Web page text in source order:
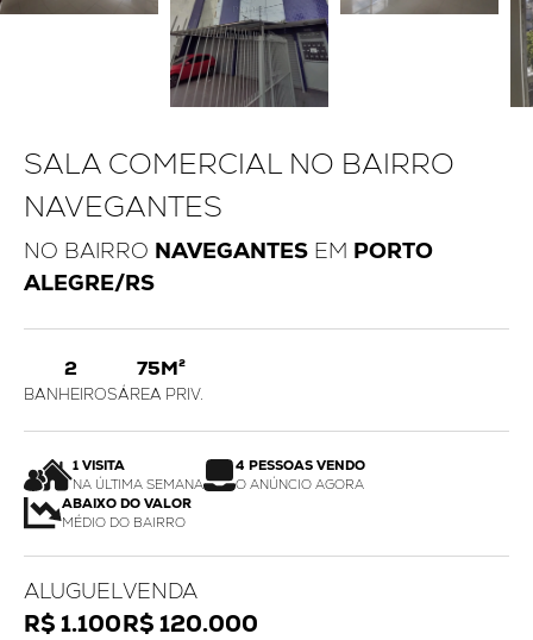
SALA COMERCIAL NO BAIRRO
NAVEGANTES
NO BAIRRO NAVEGANTES EM PORTO
ALEGRE/RS
2
BANHEIROS
75M²
ÁREA PRIV.
1 VISITA
NA ÚLTIMA SEMANA
4 PESSOAS VENDO
O ANÚNCIO AGORA
ABAIXO DO VALOR
MÉDIO DO BAIRRO
ALUGUEL
R$ 1.100
VENDA
R$ 120.000